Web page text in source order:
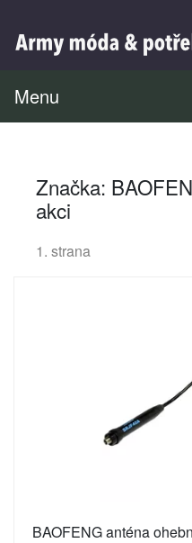
Menu
Značka:
akci
1. strana
BAOFENG anténa